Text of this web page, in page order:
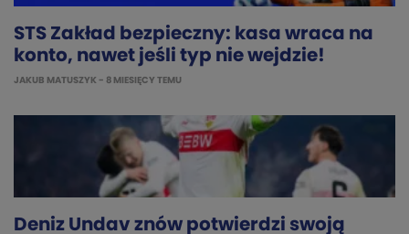
STS Zakład bezpieczny: kasa wraca na
konto, nawet jeśli typ nie wejdzie!
JAKUB MATUSZYK - 8 MIESIĘCY TEMU
Deniz Undav znów potwierdzi swoją